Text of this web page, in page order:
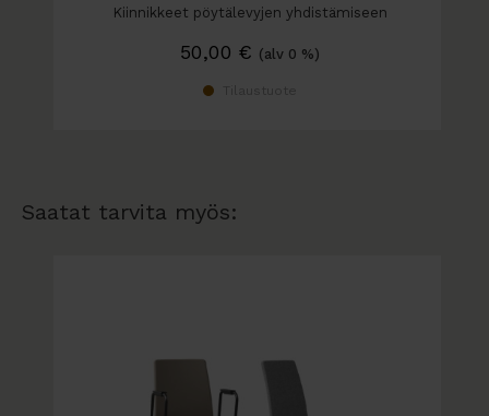
Kiinnikkeet pöytälevyjen yhdistämiseen
50,00 € (alv 0 %)
Saatat tarvita myös: